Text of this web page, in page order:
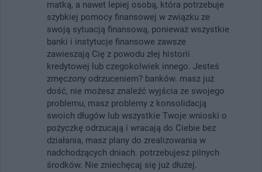
matką, a nawet lepiej osobą, która potrzebuje
szybkiej pomocy finansowej w związku ze
swoją sytuacją finansową, ponieważ wszystkie
banki i instytucje finansowe zawsze
zawieszają Cię z powodu złej historii
kredytowej lub czegokolwiek innego. Jesteś
zmęczony odrzuceniem? banków. masz już
dość, nie możesz znaleźć wyjścia ze swojego
problemu, masz problemy z konsolidacją
swoich długów lub wszystkie Twoje wnioski o
pożyczkę odrzucają i wracają do Ciebie bez
działania, masz plany do zrealizowania w
nadchodzących dniach. potrzebujesz pilnych
środków. Nie zniechęcaj się już dłużej.